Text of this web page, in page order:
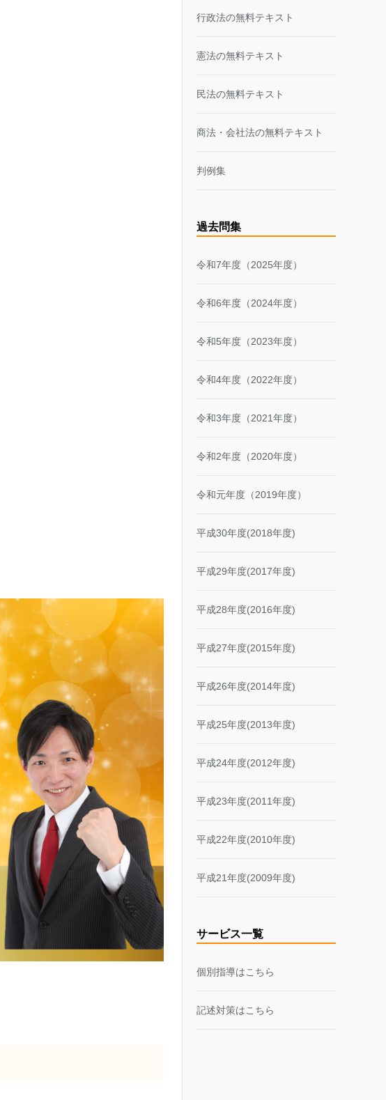
行政法の無料テキスト
憲法の無料テキスト
民法の無料テキスト
商法・会社法の無料テキスト
判例集
過去問集
令和7年度（2025年度）
令和6年度（2024年度）
令和5年度（2023年度）
令和4年度（2022年度）
令和3年度（2021年度）
令和2年度（2020年度）
令和元年度（2019年度）
平成30年度(2018年度)
平成29年度(2017年度)
平成28年度(2016年度)
平成27年度(2015年度)
平成26年度(2014年度)
平成25年度(2013年度)
平成24年度(2012年度)
平成23年度(2011年度)
平成22年度(2010年度)
平成21年度(2009年度)
サービス一覧
個別指導はこちら
記述対策はこちら